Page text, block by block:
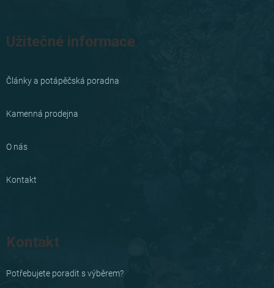
Užitečné informace
Články a potápěčská poradna
Kamenná prodejna
O nás
Kontakt
Kontakt